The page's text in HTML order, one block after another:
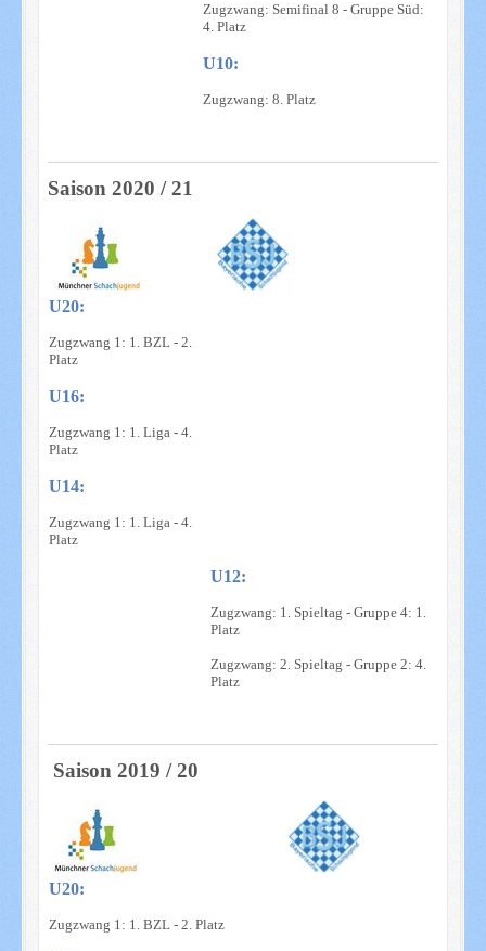
Zugzwang: Semifinal 8 - Gruppe Süd:
4. Platz
U10:
Zugzwang: 8. Platz
Saison 2020 / 21
U20:
Zugzwang 1: 1. BZL - 2.
Platz
U16:
Zugzwang 1: 1. Liga - 4.
Platz
U14:
Zugzwang 1: 1. Liga - 4.
Platz
U12:
Zugzwang: 1. Spieltag - Gruppe 4: 1.
Platz
Zugzwang: 2. Spieltag - Gruppe 2: 4.
Platz
Saison 2019 / 20
U20:
Zugzwang 1: 1. BZL - 2. Platz